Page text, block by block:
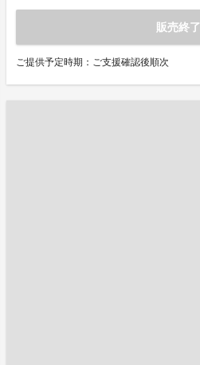
販売終了
ご提供予定時期：ご支援確認後順次